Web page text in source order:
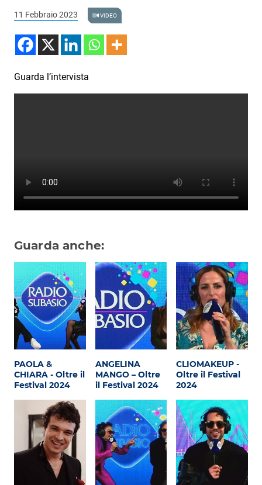
3xTe
Interviste
Playlist
Novità
Radio Subasio +
Radio Subasio Disco Club
Radio Suby
Subasio Collection
Subasio Per Un’Ora D’Amore
Video
Foto
Oroscopo
Radio Subasio Music Club
Sanremo 2026
News
Musica
11 Febbraio 2023 VIDEO
Guarda l’intervista
Guarda anche:
PAOLA &
CHIARA - Oltre il
Festival 2024
ANGELINA
MANGO – Oltre
il Festival 2024
CLIOMAKEUP -
Oltre il Festival
2024